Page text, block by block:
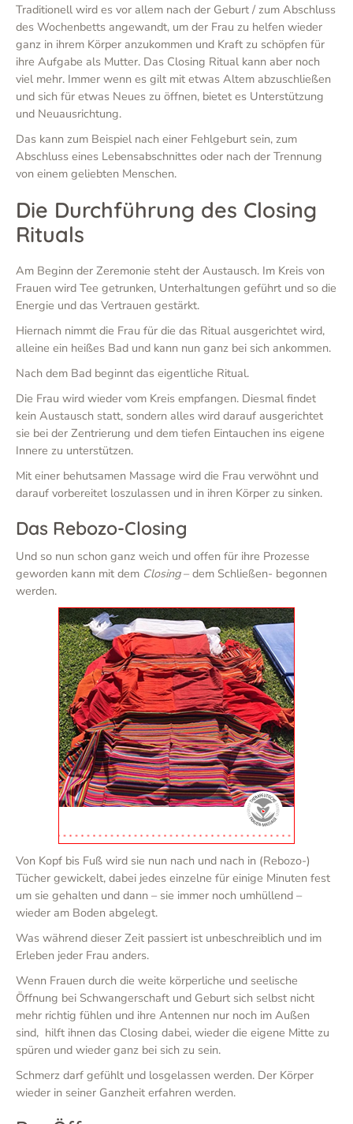
Traditionell wird es vor allem nach der Geburt / zum Abschluss
des Wochenbetts angewandt, um der Frau zu helfen wieder
ganz in ihrem Körper anzukommen und Kraft zu schöpfen für
ihre Aufgabe als Mutter. Das Closing Ritual kann aber noch
viel mehr. Immer wenn es gilt mit etwas Altem abzuschließen
und sich für etwas Neues zu öffnen, bietet es Unterstützung
und Neuausrichtung.
Das kann zum Beispiel nach einer Fehlgeburt sein, zum
Abschluss eines Lebensabschnittes oder nach der Trennung
von einem geliebten Menschen.
Die Durchführung des Closing
Rituals
Am Beginn der Zeremonie steht der Austausch. Im Kreis von
Frauen wird Tee getrunken, Unterhaltungen geführt und so die
Energie und das Vertrauen gestärkt.
Hiernach nimmt die Frau für die das Ritual ausgerichtet wird,
alleine ein heißes Bad und kann nun ganz bei sich ankommen.
Nach dem Bad beginnt das eigentliche Ritual.
Die Frau wird wieder vom Kreis empfangen. Diesmal findet
kein Austausch statt, sondern alles wird darauf ausgerichtet
sie bei der Zentrierung und dem tiefen Eintauchen ins eigene
Innere zu unterstützen.
Mit einer behutsamen Massage wird die Frau verwöhnt und
darauf vorbereitet loszulassen und in ihren Körper zu sinken.
Das Rebozo-Closing
Und so nun schon ganz weich und offen für ihre Prozesse
geworden kann mit dem Closing– dem Schließen- begonnen
werden.
Von Kopf bis Fuß wird sie nun nach und nach in (Rebozo-)
Tücher gewickelt, dabei jedes einzelne für einige Minuten fest
um sie gehalten und dann – sie immer noch umhüllend –
wieder am Boden abgelegt.
Was während dieser Zeit passiert ist unbeschreiblich und im
Erleben jeder Frau anders.
Wenn Frauen durch die weite körperliche und seelische
Öffnung bei Schwangerschaft und Geburt sich selbst nicht
mehr richtig fühlen und ihre Antennen nur noch im Außen
sind, hilft ihnen das Closing dabei, wieder die eigene Mitte zu
spüren und wieder ganz bei sich zu sein.
Schmerz darf gefühlt und losgelassen werden. Der Körper
wieder in seiner Ganzheit erfahren werden.